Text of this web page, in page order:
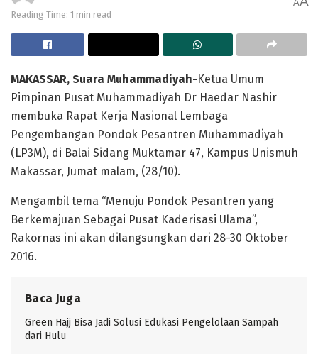
Reading Time: 1 min read
A
MAKASSAR, Suara Muhammadiyah-Ketua Umum
Pimpinan Pusat Muhammadiyah Dr Haedar Nashir
membuka Rapat Kerja Nasional Lembaga
Pengembangan Pondok Pesantren Muhammadiyah
(LP3M), di Balai Sidang Muktamar 47, Kampus Unismuh
Makassar, Jumat malam, (28/10).
Mengambil tema “Menuju Pondok Pesantren yang
Berkemajuan Sebagai Pusat Kaderisasi Ulama”,
Rakornas ini akan dilangsungkan dari 28-30 Oktober
2016.
Baca Juga
Green Hajj Bisa Jadi Solusi Edukasi Pengelolaan Sampah
dari Hulu